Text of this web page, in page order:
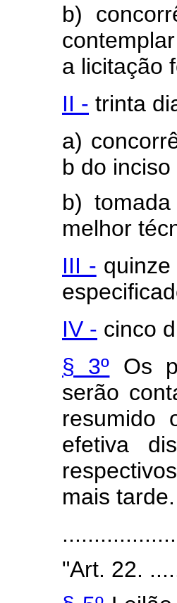
b)
a licitação
II - trinta
a)
b do
b)
melhor
III -
IV - cinco
§ 3º Os
serão
resumido
efetiva
mais tarde.
"Art. 22.